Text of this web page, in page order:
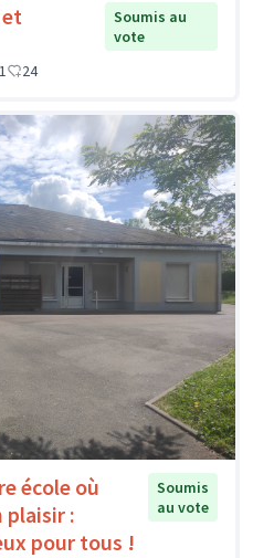
Soumis au
vote
1 24
école où
plaisir :
pour tous !
Soumis
au vote